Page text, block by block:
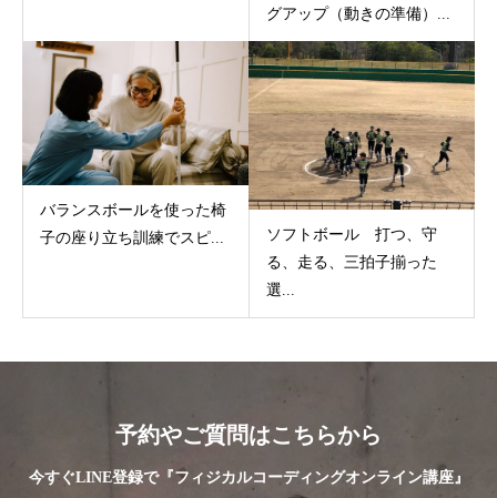
グアップ（動きの準備）...
バランスボールを使った椅
子の座り立ち訓練でスピ...
ソフトボール 打つ、守
る、走る、三拍子揃った
選...
予約やご質問はこちらから
今すぐLINE登録で『フィジカルコーディングオンライン講座』